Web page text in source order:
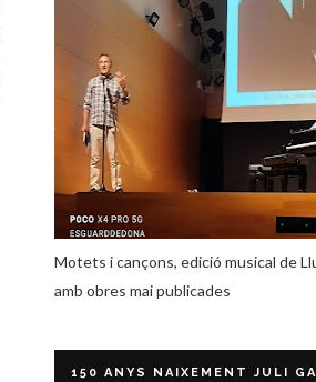
Motets i cançons, edició musical de
amb obres mai publicades
150 ANYS NAIXEMENT JULI